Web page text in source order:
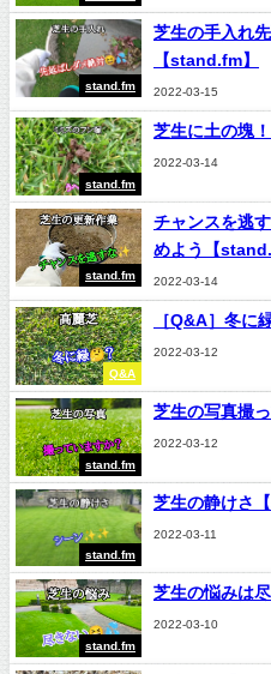
stand.fm
芝生の手入れ
【stand.fm】
2022-03-15
stand.fm
芝生に土の塊
2022-03-14
stand.fm
チャンスを逃
めよう【
2022-03-14
Q&A
［Q&A］冬に
2022-03-12
stand.fm
芝生の写真撮
2022-03-12
stand.fm
芝生の静けさ
2022-03-11
stand.fm
芝生の悩みは
2022-03-10